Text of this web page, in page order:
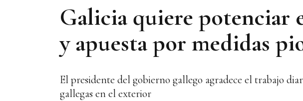
Galicia quiere potenciar
y apuesta por medidas
El presidente del gobierno gallego agradece el trabajo
gallegas en el exterior